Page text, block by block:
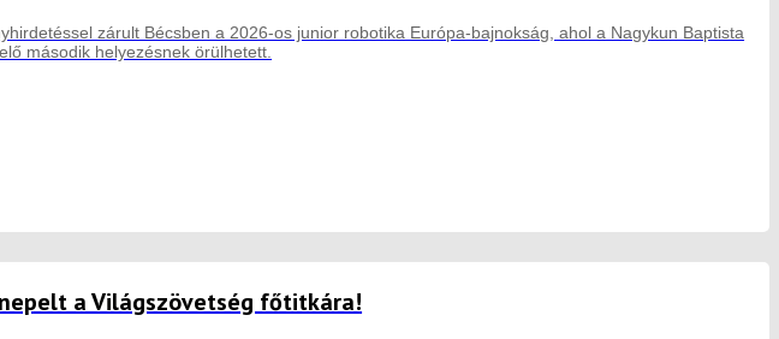
zárult Bécsben a 2026-os junior robotika Európa-bajnokság, ahol a Nagykun Baptista
második helyezésnek örülhetett.
a Világszövetség főtitkára!